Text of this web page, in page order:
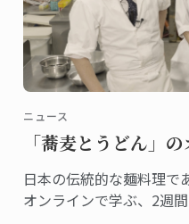
ニュース
「蕎麦とうどん」
日本の伝統的な麺料理で
オンラインで学ぶ、2週